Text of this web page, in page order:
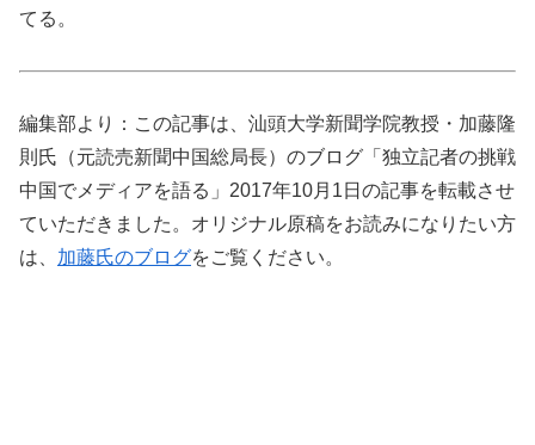
てる。
編集部より：この記事は、汕頭大学新聞学院教授・加藤隆
則氏（元読売新聞中国総局長）のブログ「独立記者の挑戦
中国でメディアを語る」2017年10月1日の記事を転載させ
ていただきました。オリジナル原稿をお読みになりたい方
は、 加藤氏のブログをご覧ください。